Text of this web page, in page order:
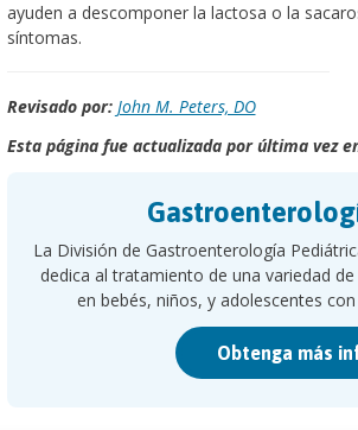
ayuden a descomponer la lactosa o la
síntomas.
Revisado por: John M. Peters, DO
Esta página fue actualizada por última vez
La División de Gastroenterología
dedica al tratamiento de una variedad
en bebés, niños, y adolescentes
Obtenga más